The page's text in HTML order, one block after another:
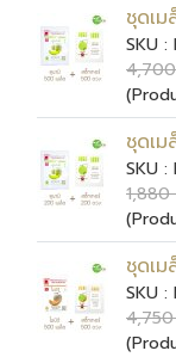
ชุดเ
SKU
ชุดเ
SKU
1,880
ชุดเ
SKU